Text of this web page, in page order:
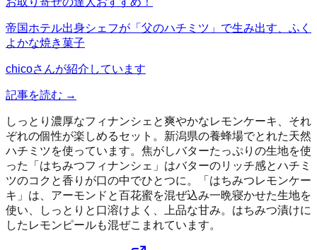
帝国ホテル出身シェフが「父のハチミツ」で生み出す、ふく
よかな焼き菓子
chicoさんが紹介しています
記事を読む →
しっとり濃厚なフィナンシェと爽やかなレモンケーキ、それ
ぞれの個性が楽しめるセット。新潟県の養蜂場でとれた天然
ハチミツを使っています。焦がしバターたっぷりの生地を使
った「はちみつフィナンシェ」はバターのリッチ感とハチミ
ツのコクと香りが口の中でひとつに。「はちみつレモンケー
キ」は、アーモンドと百花蜜を混ぜ込み一晩寝かせた生地を
使い、しっとりと口溶けよく、上品な甘み。はちみつ漬けに
したレモンピールも混ぜこまれています。